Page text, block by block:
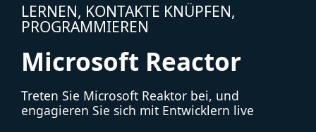
LERNEN, KONTAKTE KNÜPFEN,
PROGRAMMIEREN
Microsoft Reactor
Treten Sie Microsoft Reaktor bei, und
engagieren Sie sich mit Entwicklern live